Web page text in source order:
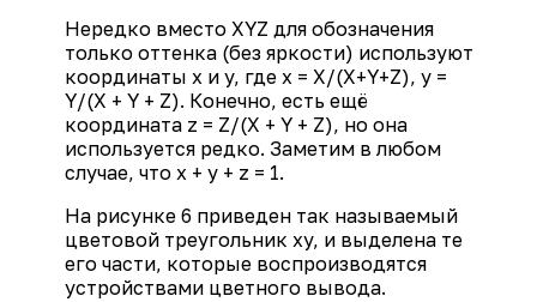
Нередко вместо XYZ для обозначения
только оттенка (без яркости) используют
координаты x и y, где x = X/(X+Y+Z), y =
Y/(X + Y + Z). Конечно, есть ещё
координата z = Z/(X + Y + Z), но она
используется редко. Заметим в любом
случае, что x + y + z = 1.
На рисунке 6 приведен так называемый
цветовой треугольник xy, и выделена те
его части, которые воспроизводятся
устройствами цветного вывода.